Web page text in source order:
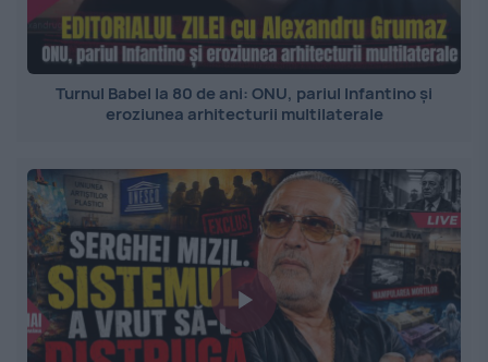
Turnul Babel la 80 de ani: ONU, pariul Infantino și
eroziunea arhitecturii multilaterale